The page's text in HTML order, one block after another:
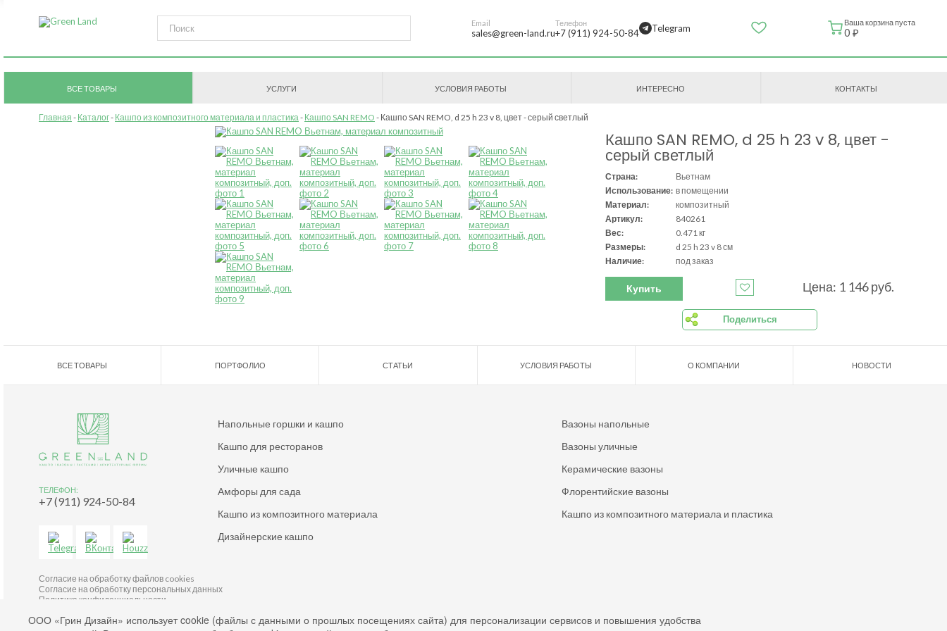
Email
sales@green-land.ru
Телефон
+7 (911) 924-50-84 Telegram Ваша корзина пуста
0 ₽
ВСЕ ТОВАРЫ УСЛУГИ УСЛОВИЯ РАБОТЫ ИНТЕРЕСНО КОНТАКТЫ
Главная Каталог Кашпо из композитного материала и пластика Кашпо SAN REMO Кашпо SAN REMO, d 25 h 23 v 8, цвет - серый светлый
Кашпо SAN REMO, d 25 h 23 v 8, цвет -
серый светлый
Страна:
Вьетнам
Использование: в помещении
Материал:
композитный
Артикул:
840261
Вес:
0.471 кг
Размеры:
d 25 h 23 v 8 см
Наличие:
под заказ
Купить Цена: 1 146 руб.
Поделиться
ВСЕ ТОВАРЫ ПОРТФОЛИО СТАТЬИ УСЛОВИЯ РАБОТЫ О КОМПАНИИ НОВОСТИ
ТЕЛЕФОН:
+7 (911) 924-50-84
Напольные горшки и кашпо
Вазоны напольные
Кашпо для ресторанов
Вазоны уличные
Уличные кашпо
Керамические вазоны
Амфоры для сада
Флорентийские вазоны
Кашпо из композитного материала
Кашпо из композитного материала и пластика
Дизайнерские кашпо
Согласие на обработку файлов cookies
Согласие на обработку персональных данных
Политика конфиденциальности
2003-2026 © Green Land. All rights reserved.
ООО «Грин Дизайн» использует cookie (файлы с данными о прошлых посещениях сайта) для персонализации сервисов и повышения удобства